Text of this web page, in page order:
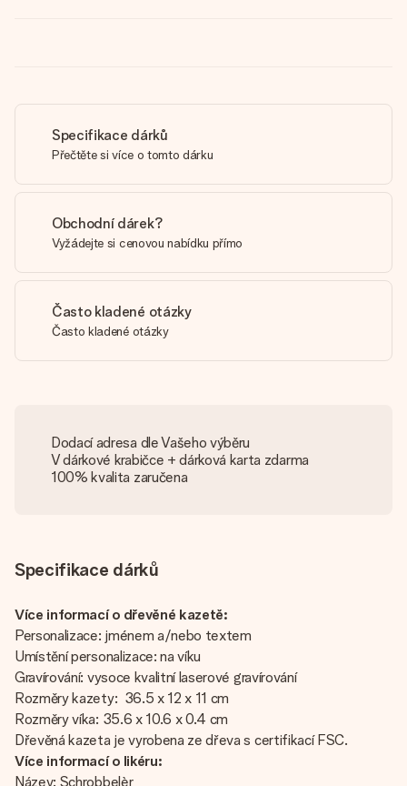
Specifikace dárků
Přečtěte si více o tomto dárku
Obchodní dárek?
Vyžádejte si cenovou nabídku přímo
Často kladené otázky
Často kladené otázky
Dodací adresa dle Vašeho výběru
V dárkové krabičce + dárková karta zdarma
100% kvalita zaručena
Specifikace dárků
Více informací o dřevěné kazetě:
Personalizace: jménem a/nebo textem
Umístění personalizace: na víku
Gravírování: vysoce kvalitní laserové gravírování
Rozměry kazety: 36.5 x 12 x 11 cm
Rozměry víka: 35.6 x 10.6 x 0.4 cm
Dřevěná kazeta je vyrobena ze dřeva s certifikací FSC.
Více informací o likéru:
Název: Schrobbelèr